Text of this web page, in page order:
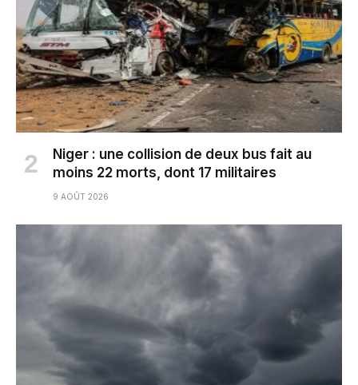
Niger : une collision de deux bus fait au
moins 22 morts, dont 17 militaires
9 AOÛT 2026